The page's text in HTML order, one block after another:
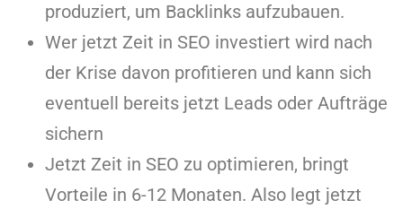
produziert, um Backlinks aufzubauen.
Wer jetzt Zeit in SEO investiert wird nach
der Krise davon profitieren und kann sich
eventuell bereits jetzt Leads oder Aufträge
sichern
Jetzt Zeit in SEO zu optimieren, bringt
Vorteile in 6-12 Monaten. Also legt jetzt